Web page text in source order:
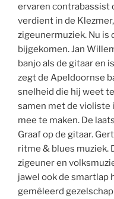
ervaren contrabassist
verdient in de
zigeunermuziek. Nu is
bijgekomen. Jan
banjo als de gitaar en
zegt de Apeldoornse
snelheid die hij weet
samen met de
mee te maken. De
Graaf op de gitaar.
ritme & blues muziek.
zigeuner en
jawel ook de smartlap
gemêleerd